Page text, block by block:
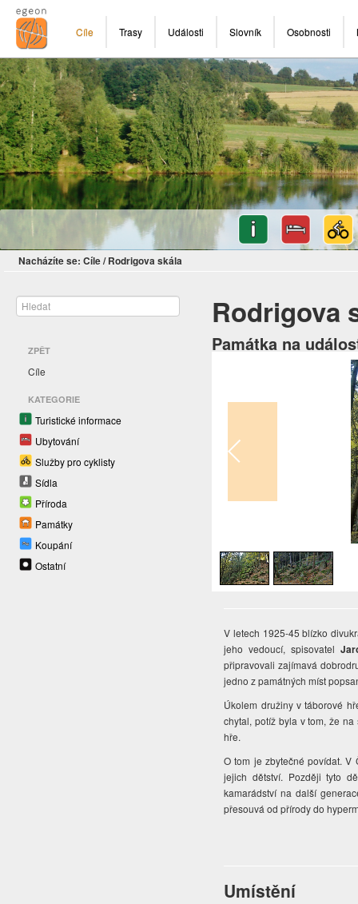
Cíle Trasy Události Slovník Osobnosti
Nacházíte se: Cíle/ Rodrigova skála
ZPĚT
Cíle
KATEGORIE
Turistické informace
Ubytování
Služby pro cyklisty
Sídla
Příroda
Památky
Koupání
Ostatní
Rodrigova
Památka na
V letech 1925-45 blízko
jeho vedoucí, spisovatel
připravovali zajímavá
jedno z památných míst
Úkolem družiny v táborové
chytal, potíž byla v tom, že
hře.
O tom je zbytečné povídat. V
jejich dětství. Později tyto
kamarádství na další
přesouvá od přírody do
Umístění